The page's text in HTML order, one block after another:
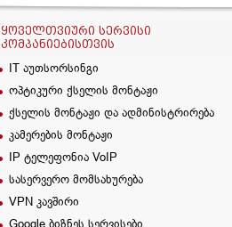
ᲧᲝᲕᲔᲚᲗᲕᲘᲣᲠᲘ ᲡᲔᲠᲕᲘᲡᲘ
ᲙᲝᲛᲞᲐᲜᲘᲔᲑᲘᲡᲗᲕᲘᲡ
IT აუთსორსინგი
ოპტიკური ქსელის მონტაჟი
ქსელის მონტაჟი და ადმინისტრირება
კამერების მონტაჟი
IP ტელეფონია VoIP
სასერვერო მომსახურება
VPN კავშირი
Google ბიზნეს სერვისები